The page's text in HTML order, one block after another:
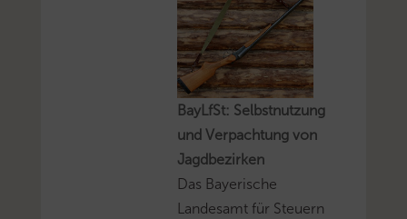
BayLfSt: Selbstnutzung
und Verpachtung von
Jagdbezirken
Das Bayerische
Landesamt für Steuern